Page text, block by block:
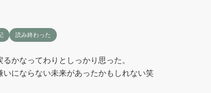
読み終わった
かなってわりとしっかり思った。
いにならない未来があったかもしれない笑